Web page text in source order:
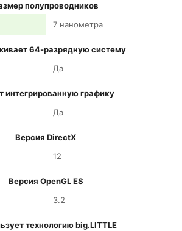
полупроводников
7 нанометра
64-разрядную систему
Да
интегрированную графику
Да
Версия DirectX
12
Версия OpenGL ES
3.2
технологию big.LITTLE